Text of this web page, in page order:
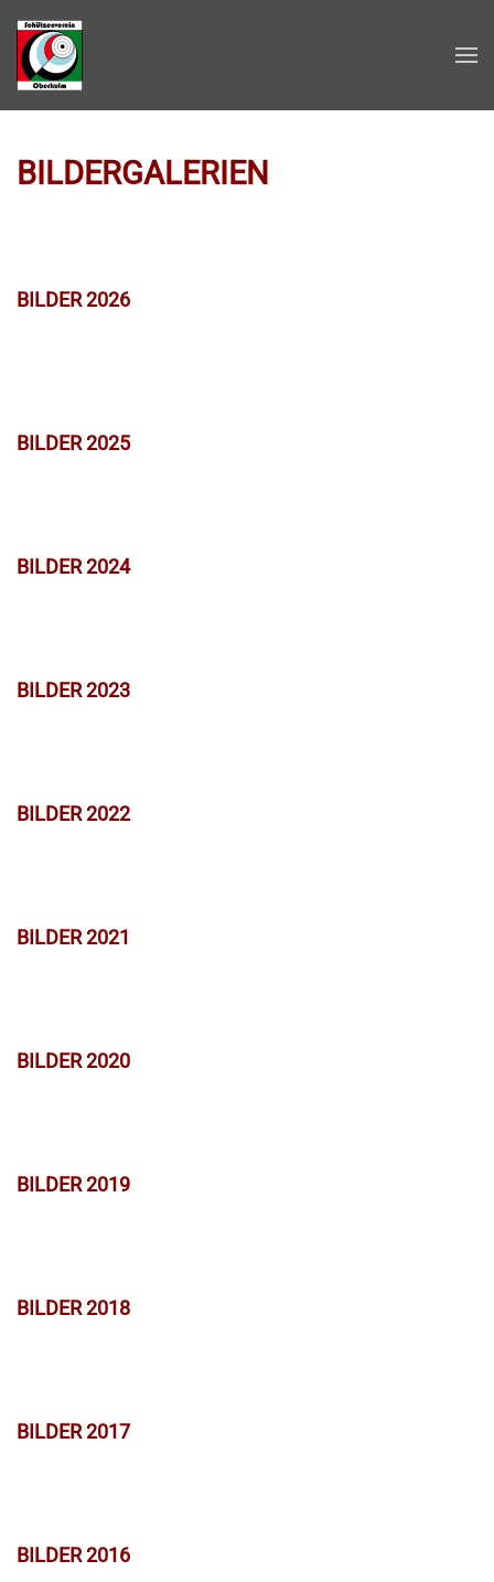
Zum Hauptinhalt springen
BILDERGALERIEN
BILDER 2026
BILDER 2025
BILDER 2024
BILDER 2023
BILDER 2022
BILDER 2021
BILDER 2020
BILDER 2019
BILDER 2018
BILDER 2017
BILDER 2016